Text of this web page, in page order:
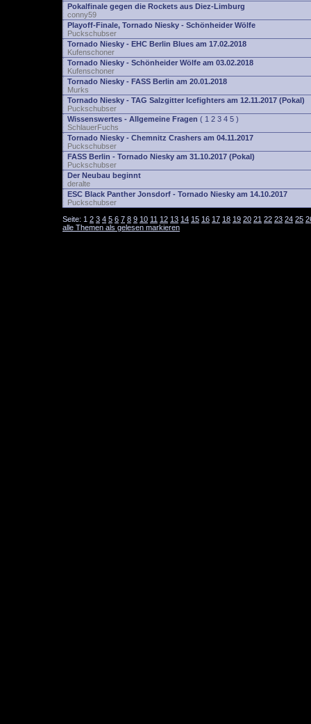
Pokalfinale gegen die Rockets aus Diez-Limburg
conny59
Playoff-Finale, Tornado Niesky - Schönheider Wölfe
Puckschubser
Tornado Niesky - EHC Berlin Blues am 17.02.2018
Kufenschoner
Tornado Niesky - Schönheider Wölfe am 03.02.2018
Kufenschoner
Tornado Niesky - FASS Berlin am 20.01.2018
Murks
Tornado Niesky - TAG Salzgitter Icefighters am 12.11.2017 (Pokal)
Puckschubser
Wissenswertes - Allgemeine Fragen ( 1 2 3 4 5 )
SchlauerFuchs
Tornado Niesky - Chemnitz Crashers am 04.11.2017
Puckschubser
FASS Berlin - Tornado Niesky am 31.10.2017 (Pokal)
Puckschubser
Der Neubau beginnt
deralte
ESC Black Panther Jonsdorf - Tornado Niesky am 14.10.2017
Puckschubser
Seite: 1 2 3 4 5 6 7 8 9 10 11 12 13 14 15 16 17 18 19 20 21 22 23 24 25
alle Themen als gelesen markieren